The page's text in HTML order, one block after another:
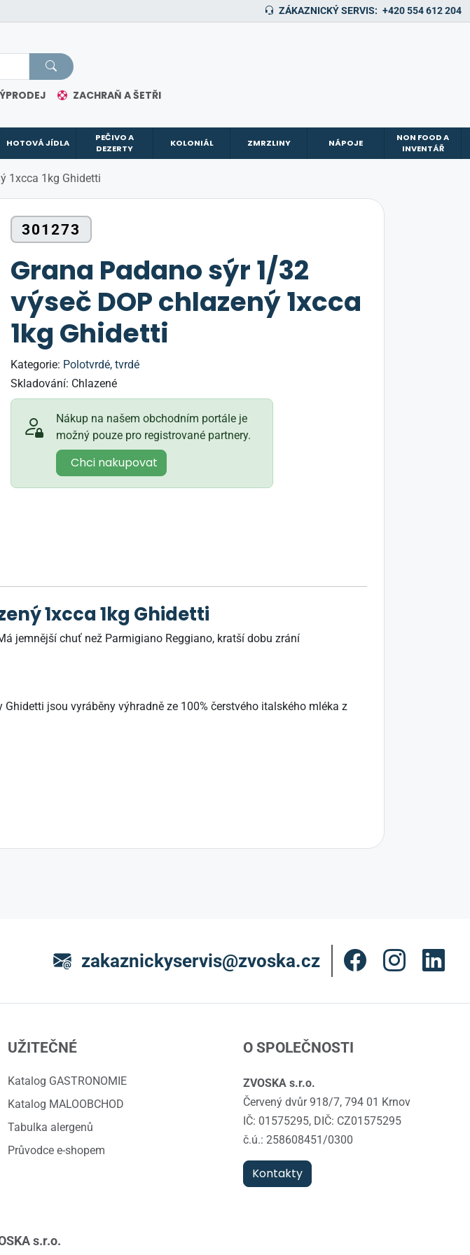
ZÁKAZNICKÝ SERVIS: +420 554 612 204
ZACHRAŇ A ŠETŘI
HOTOVÁ JÍDLA
PEČIVO A
DEZERTY
KOLONIÁL ZMRZLINY NÁPOJE
NON FOOD A
INVENTÁŘ
1xcca 1kg Ghidetti
301273
Grana Padano sýr 1/32
výseč DOP chlazený 1xcca
1kg Ghidetti
Kategorie: Polotvrdé, tvrdé
Skladování: Chlazené
Nákup na našem obchodním portále je
možný pouze pro registrované partnery.
Chci nakupovat
1xcca 1kg Ghidetti
jemnější chuť než Parmigiano Reggiano, kratší dobu zrání
jsou vyráběny výhradně ze 100% čerstvého italského mléka z
zakaznickyservis@zvoska.cz
UŽITEČNÉ
Katalog GASTRONOMIE
Katalog MALOOBCHOD
Tabulka alergenů
Průvodce e-shopem
O SPOLEČNOSTI
ZVOSKA s.r.o.
Červený dvůr 918/7, 794 01 Krnov
IČ: 01575295, DIČ: CZ01575295
č.ú.: 258608451/0300
Kontakty
s.r.o.